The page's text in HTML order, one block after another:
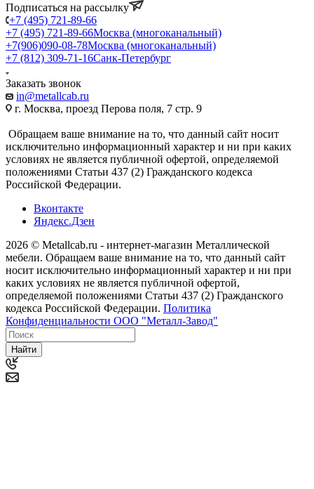
Подписаться на рассылку
+7 (495) 721-89-66
+7 (495) 721-89-66Москва (многоканальный)
+7(906)090-08-78Москва (многоканальный)
+7 (812) 309-71-16Санк-Петербург
Заказать звонок
in@metallcab.ru
г. Москва, проезд Перова поля, 7 стр. 9
Обращаем ваше внимание на то, что данный сайт носит
исключительно информационный характер и ни при каких
условиях не является публичной офертой, определяемой
положениями Статьи 437 (2) Гражданского кодекса
Российской Федерации.
Вконтакте
Яндекс.Дзен
2026 © Metallcab.ru - интернет-магазин Металлической
мебели. Обращаем ваше внимание на то, что данный сайт
носит исключительно информационный характер и ни при
каких условиях не является публичной офертой,
определяемой положениями Статьи 437 (2) Гражданского
кодекса Российской Федерации. Политика
Конфиденциальности ООО "Металл-Завод"
Найти